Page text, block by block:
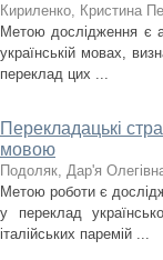
Кириленко, Кристина
Метою дослідження є
українській мовах,
переклад цих ...
Перекладацькі
мовою
Подоляк, Дар'я
Метою роботи є
у переклад
італійських паремій ...